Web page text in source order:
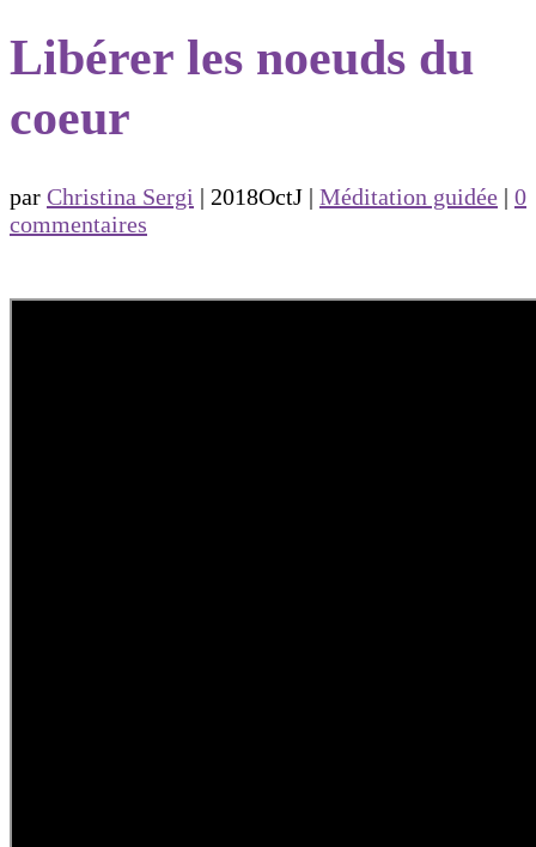
Libérer les noeuds du
coeur
par Christina Sergi | 2018OctJ | Méditation guidée | 0
commentaires